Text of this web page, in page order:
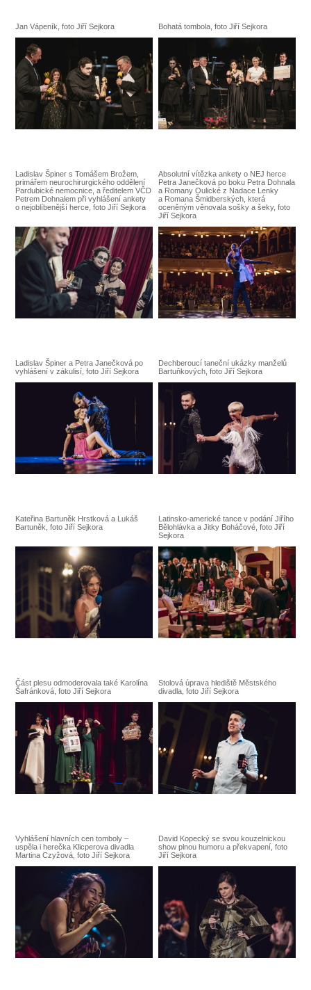
Jan Vápeník, foto Jiří Sejkora Bohatá tombola, foto Jiří Sejkora
Ladislav Špiner s Tomášem Brožem,
primářem neurochirurgického oddělení
Pardubické nemocnice, a ředitelem VČD
Petrem Dohnalem při vyhlášení ankety
o nejoblíbenější herce, foto Jiří Sejkora
Absolutní vítězka ankety o NEJ herce
Petra Janečková po boku Petra Dohnala
a Romany Oulické z Nadace Lenky
a Romana Šmidberských, která
oceněným věnovala sošky a šeky, foto
Jiří Sejkora
Ladislav Špiner a Petra Janečková po
vyhlášení v zákulisí, foto Jiří Sejkora
Dechberoucí taneční ukázky manželů
Bartuňkových, foto Jiří Sejkora
Kateřina Bartuněk Hrstková a Lukáš
Bartuněk, foto Jiří Sejkora
Latinsko-americké tance v podání Jiřího
Bělohlávka a Jitky Boháčové, foto Jiří
Sejkora
Část plesu odmoderovala také Karolína
Šafránková, foto Jiří Sejkora
Stolová úprava hlediště Městského
divadla, foto Jiří Sejkora
Vyhlášení hlavních cen tomboly –
uspěla i herečka Klicperova divadla
Martina Czyžová, foto Jiří Sejkora
David Kopecký se svou kouzelnickou
show plnou humoru a překvapení, foto
Jiří Sejkora